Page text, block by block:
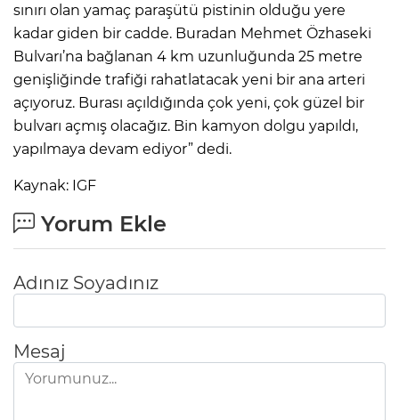
sınırı olan yamaç paraşütü pistinin olduğu yere
kadar giden bir cadde. Buradan Mehmet Özhaseki
Bulvarı’na bağlanan 4 km uzunluğunda 25 metre
genişliğinde trafiği rahatlatacak yeni bir ana arteri
açıyoruz. Burası açıldığında çok yeni, çok güzel bir
bulvarı açmış olacağız. Bin kamyon dolgu yapıldı,
yapılmaya devam ediyor” dedi.
Kaynak: IGF
Yorum Ekle
Adınız Soyadınız
Mesaj